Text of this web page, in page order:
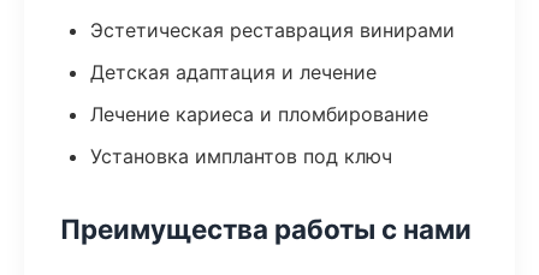
Эстетическая реставрация винирами
Детская адаптация и лечение
Лечение кариеса и пломбирование
Установка имплантов под ключ
Преимущества работы с нами